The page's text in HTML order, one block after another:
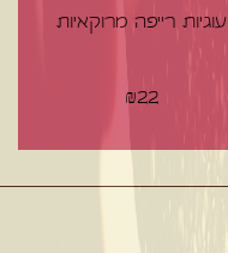
עוגיות רייפה מרוקאיות
₪22